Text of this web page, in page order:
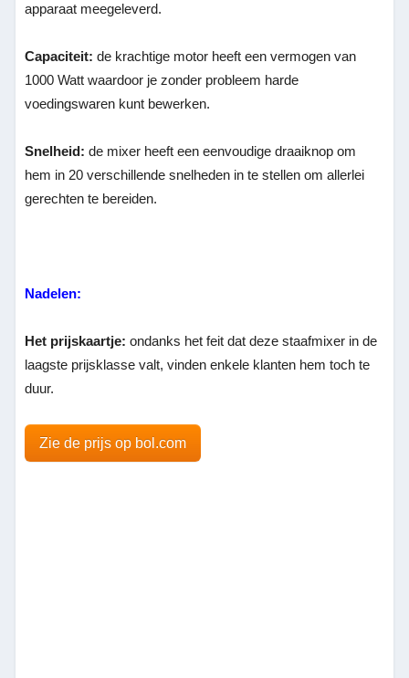
apparaat meegeleverd.
Capaciteit: de krachtige motor heeft een vermogen van
1000 Watt waardoor je zonder probleem harde
voedingswaren kunt bewerken.
Snelheid: de mixer heeft een eenvoudige draaiknop om
hem in 20 verschillende snelheden in te stellen om allerlei
gerechten te bereiden.
Nadelen:
Het prijskaartje: ondanks het feit dat deze staafmixer in de
laagste prijsklasse valt, vinden enkele klanten hem toch te
duur.
Zie de prijs op bol.com